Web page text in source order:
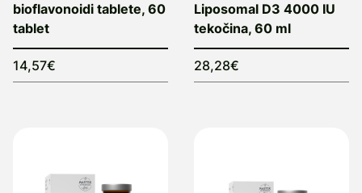
bioflavonoidi tablete, 60
tablet
14,57€
Liposomal D3 4000 IU
tekočina, 60 ml
28,28€